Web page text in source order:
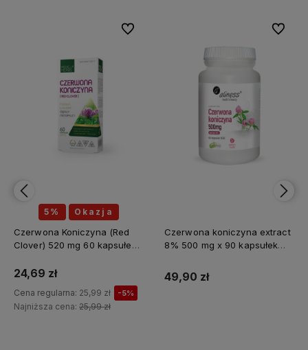
5% Okazja
Czerwona Koniczyna (Red
Clover) 520 mg 60 kapsułek
24,69 zł
Cena regularna: 25,99 zł -5%
Najniższa cena: 25,99 zł
Do ulubionych
Do ulubionych
Czerwona koniczyna extract
8% 500 mg x 90 kapsułek
49,90 zł
Do
Do